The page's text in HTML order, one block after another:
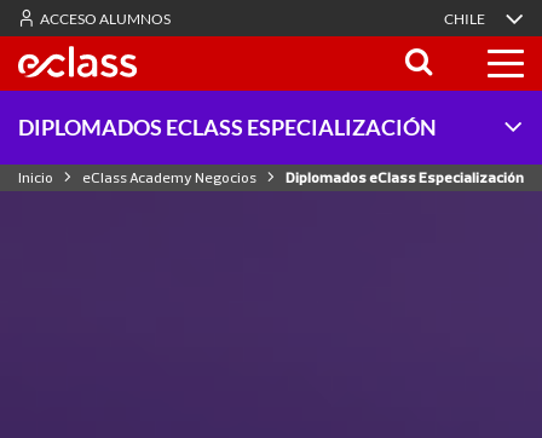
ACCESO ALUMNOS CHILE
DIPLOMADOS ECLASS ESPECIALIZACIÓN
Inicio eClass Academy Negocios Diplomados eClass Especialización